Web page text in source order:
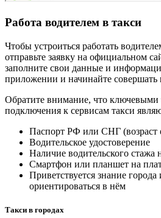
Работа водителем в такси
Чтобы устроиться работать
отправьте заявку на официальном
заполните свои данные и
приложении и начинайте совершать
Обратите внимание, что ключевыми
подключения к сервисам такси
Паспорт РФ или СНГ (возраст
Водительское удостоверение
Наличие водительского стажа
Смартфон или планшет на
Приветствуется знание
ориентироваться в нём
Такси в городах